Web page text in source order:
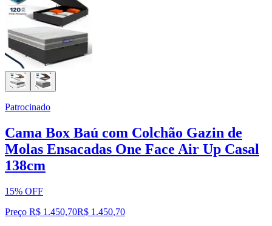
Patrocinado
Cama Box Baú com Colchão Gazin de
Molas Ensacadas One Face Air Up Casal
138cm
15% OFF
Preço R$ 1.450,70R$ 1.450,70